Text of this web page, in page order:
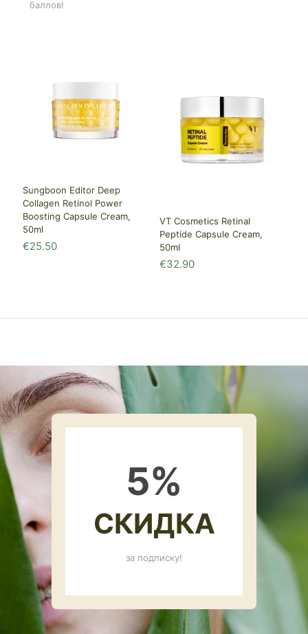
баллов!
Sungboon Editor Deep
Collagen Retinol Power
Boosting Capsule Cream,
50ml
€25.50
VT Cosmetics Retinal
Peptide Capsule Cream,
50ml
€32.90
5%
СКИДКА
за подписку!